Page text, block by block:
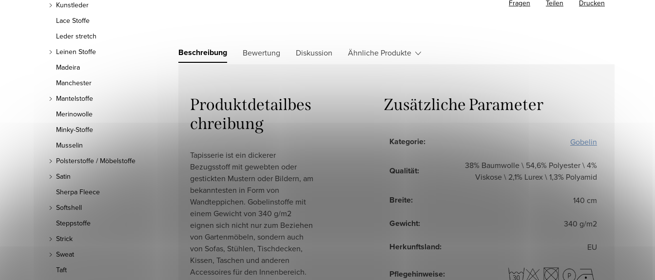
Kunstleder
Lace Stoffe
Leder stretch
Leinen Stoffe
Madeira
Manchester
Mantelstoffe
Merinowolle
Minky-Stoffe
Musselin
Polsterstoffe / Möbelstoffe
Satin
Sherpa Fleece
Softshell
Steppstoffe
Strick
Sweat
Taft
Drucken
Fragen Teilen
Beschreibung Bewertung Diskussion Ähnliche Produkte
Produktdetailbes
chreibung
Tapisserie ist ein dickerer
Bezugsstoff mit gewebten oder
gestickten Mustern oder Bildern, am
bekanntesten in Form von
Wandteppichen. Gobelinstoffe mit
einem Gewicht von 340 g/m2
eignen sich nicht nur zum Beziehen
von Gartenmöbeln, sondern auch
von Sofas, Stühlen, Tischdecken,
Kissen, Taschen und anderen
Accessoires für den Innenbereich.
Zusätzliche Parameter
Kategorie: Gobelin
Qualität:
38% Baumwolle \ 54,6% Polyester \ 4%
Viskose \ 2,1% Lurex \ 1,3% Polyamid
Breite: 140 cm
Gewicht: 340 g/m2
Herkunftsland: EU
Pflegehinweise: